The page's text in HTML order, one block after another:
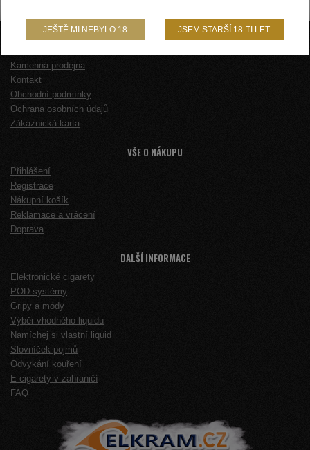
Kamenná prodejna
Kontakt
Obchodní podmínky
Ochrana osobních údajů
Zákaznická karta
VŠE O NÁKUPU
Přihlášení
Registrace
Nákupní košík
Reklamace a vrácení
Doprava
DALŠÍ INFORMACE
Elektronické cigarety
POD systémy
Gripy a módy
Výběr vhodného liquidu
Namíchej si vlastní liquid
Slovníček pojmů
Odvykání kouření
E-cigarety v zahraničí
FAQ
JEŠTĚ MI NEBYLO 18. JSEM STARŠÍ 18-TI LET.